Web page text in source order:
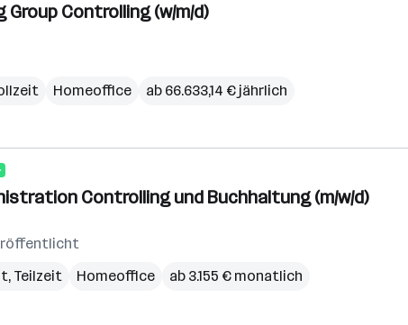
Group Controlling (w/m/d)
Homeoffice ab 66.633,14 € jährlich
Controlling und Buchhaltung (m/w/d)
Teilzeit Homeoffice ab 3.155 € monatlich